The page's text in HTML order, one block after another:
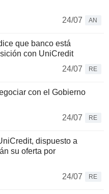
24/07
AN
que banco está
con UniCredit
24/07
RE
con el Gobierno
24/07
RE
dispuesto a
su oferta por
24/07
RE